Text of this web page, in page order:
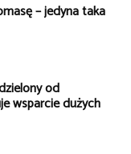
– jedyna taka
od
wsparcie dużych